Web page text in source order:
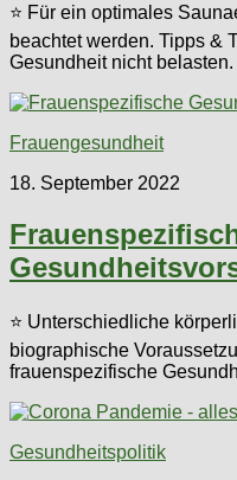
⭐ Für ein optimales
beachtet werden. Tipps &
Gesundheit nicht belasten.
Frauengesundheit
18. September 2022
⭐ Unterschiedliche
biographische
frauenspezifische
Gesundheitspolitik